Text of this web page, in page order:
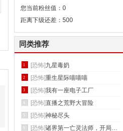
您当前粉丝值：0
距离下级还差：500
同类推荐
1 [恐怖]九星毒奶
2 [恐怖]重生星际喵喵喵
3 [恐怖]我有一座电子工厂
[恐怖]直播之荒野大冒险
[恐怖]神秘尽头
6 [恐怖]诸界第一亡灵法师，开局守尸班花